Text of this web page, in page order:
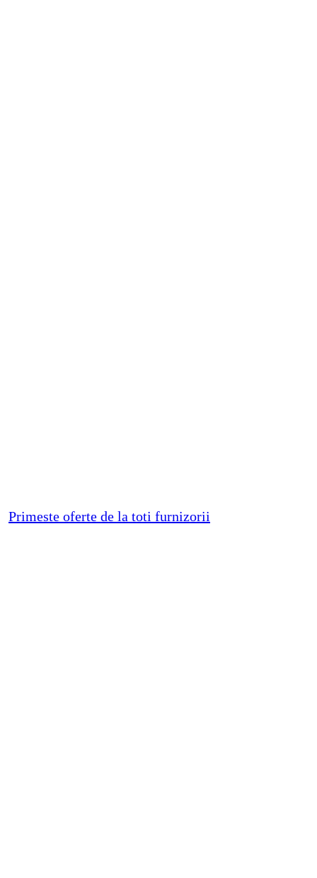
Primeste oferte de la toti furnizorii